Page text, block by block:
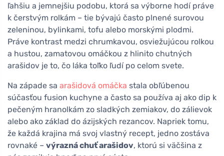
ľahšiu a jemnejšiu podobu, ktorá sa výborne hodí práve
k čerstvým rolkám – tie bývajú často plnené surovou
zeleninou, bylinkami, tofu alebo morskými plodmi.
Práve kontrast medzi chrumkavou, osviežujúcou rolkou
a hustou, zamatovou omáčkou z hlinito chutných
arašidov je to, čo láka toľko ľudí po celom svete.
Na západe sa arašidová omáčka stala obľúbenou
súčasťou fusion kuchyne a často sa používa aj ako dip k
pečeným hranolkám zo sladkých zemiakov, do zálievok
alebo ako základ do ázijských rezancov. Napriek tomu,
že každá krajina má svoj vlastný recept, jedno zostáva
rovnaké – výrazná chuť arašidov, ktorú si väčšina z